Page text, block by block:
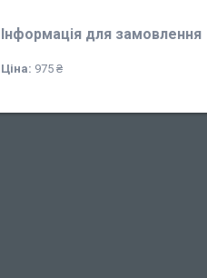
Інформація для замовлення
Ціна: 975 ₴